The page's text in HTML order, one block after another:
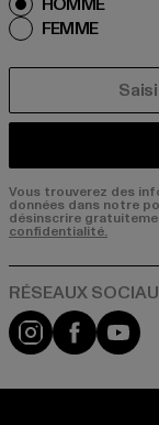
HOMME
FEMME
Vous trouverez des
données dans notre
désinscrire
confidentialité.
Visit our
Visit